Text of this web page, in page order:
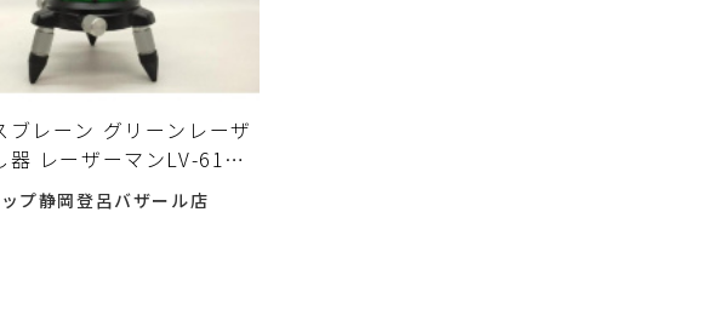
ブレーン グリーンレーザ
器 レーザーマンLV-61G
させて頂きました。
プ静岡登呂バザール店